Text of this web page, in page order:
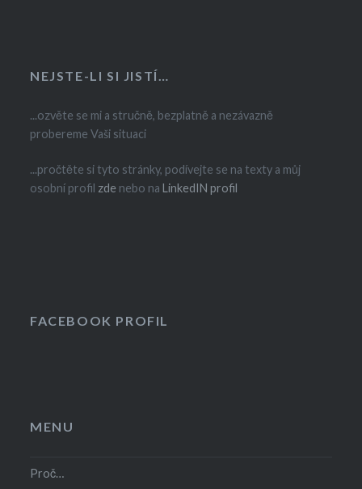
NEJSTE-LI SI JISTÍ…
...ozvěte se mi a stručně, bezplatně a nezávazně
probereme Vaši situaci
...pročtěte si tyto stránky, podívejte se na texty a můj
osobní profil zde nebo naLinkedIN profil
FACEBOOK PROFIL
MENU
Proč…